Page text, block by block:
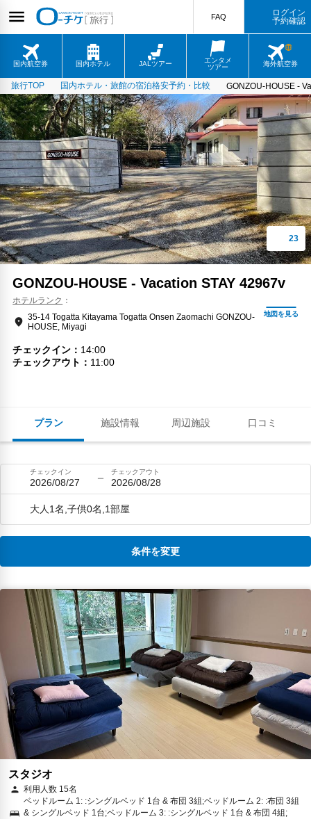
国内航空券 国内ホテル JALツアー
エンタメ
ツアー
海外航空券
FAQ
ログイン
予約確認
旅行TOP 国内ホテル・旅館の宿泊格安予約・比較 GONZOU-HOUSE -
プラン 施設情報 周辺施設 口コミ
GONZOU-HOUSE - Vacation STAY 42967v
ホテルランク
35-14 Togatta Kitayama Togatta Onsen Zaomachi GONZOU-
HOUSE, Miyagi
チェックイン
14:00
チェックアウト
11:00
チェックイン
2026/08/27
チェックアウト
2026/08/28
大人1名,子供0名,1部屋
条件を変更
スタジオ
利用人数 15名
ベッドルーム 1: :シングルベッド 1台 & 布団 3組;ベッドルーム 2: :布団 3組
& シングルベッド 1台;ベッドルーム 3: :シングルベッド 1台 & 布団 4組;